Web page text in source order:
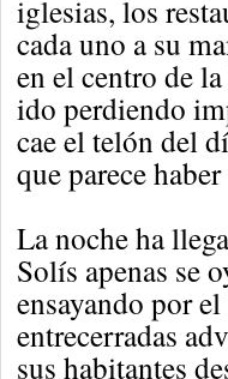
iglesias, los
cada uno a su
en el centro de
ido perdiendo
cae el telón del
que parece
La noche ha
Solís apenas se
ensayando por
entrecerradas
sus habitantes